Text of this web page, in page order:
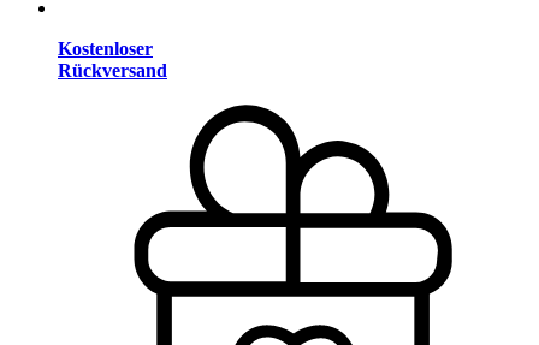
Kostenloser
Rückversand